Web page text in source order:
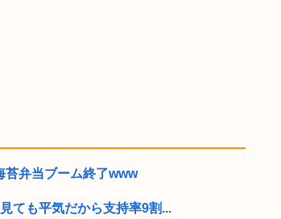
苔弁当ブーム終了www
ても平気だから支持率9割...